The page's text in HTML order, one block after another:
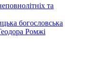
та
богословська
Ромжі